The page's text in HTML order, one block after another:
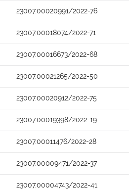
23007.00020991/2022-76
23007.00018074/2022-71
23007.00016673/2022-68
23007.00021265/2022-50
23007.00020912/2022-75
23007.00019398/2022-19
23007.00011476/2022-28
23007.00009471/2022-37
23007.00004743/2022-41